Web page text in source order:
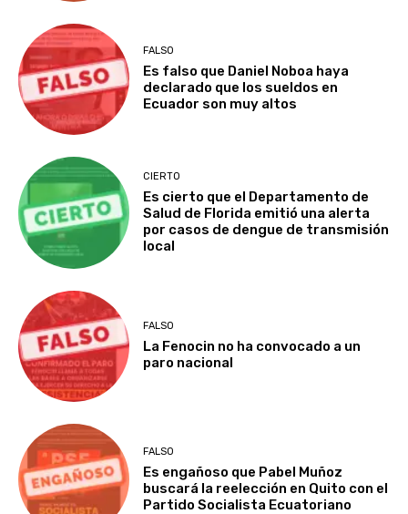
FALSO
Es falso que Daniel Noboa haya
declarado que los sueldos en
Ecuador son muy altos
CIERTO
Es cierto que el Departamento de
Salud de Florida emitió una alerta
por casos de dengue de transmisión
local
FALSO
La Fenocin no ha convocado a un
paro nacional
FALSO
Es engañoso que Pabel Muñoz
buscará la reelección en Quito con el
Partido Socialista Ecuatoriano